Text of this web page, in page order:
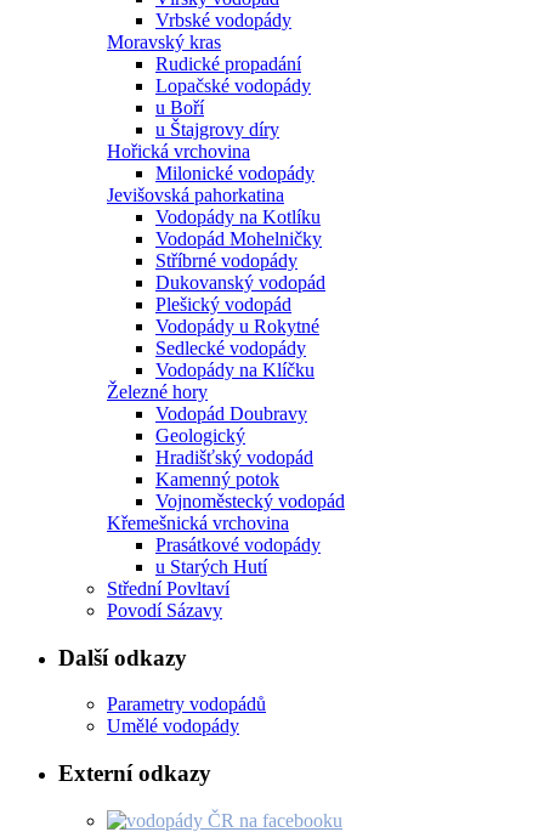
Vrbské vodopády
Moravský kras
Rudické propadání
Lopačské vodopády
u Boří
u Štajgrovy díry
Hořická vrchovina
Milonické vodopády
Jevišovská pahorkatina
Vodopády na Kotlíku
Vodopád Mohelničky
Stříbrné vodopády
Dukovanský vodopád
Plešický vodopád
Vodopády u Rokytné
Sedlecké vodopády
Vodopády na Klíčku
Železné hory
Vodopád Doubravy
Geologický
Hradišťský vodopád
Kamenný potok
Vojnoměstecký vodopád
Křemešnická vrchovina
Prasátkové vodopády
u Starých Hutí
Střední Povltaví
Povodí Sázavy
Další odkazy
Parametry vodopádů
Umělé vodopády
Externí odkazy